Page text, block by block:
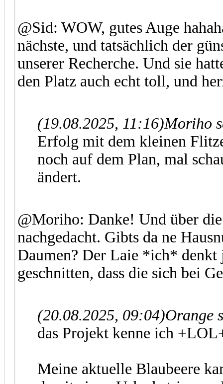
@Sid: WOW, gutes Auge
nächste, und tatsächlich der
unserer Recherche. Und sie
den Platz auch echt toll, und
(19.08.2025, 11:16)Moriho
Erfolg mit dem kleinen
noch auf dem Plan, mal
ändert.
@Moriho: Danke! Und über
nachgedacht. Gibts da ne
Daumen? Der Laie *ich* denkt
geschnitten, dass die sich bei
(20.08.2025, 09:04)Orange
das Projekt kenne ich
Meine aktuelle Blaubeere